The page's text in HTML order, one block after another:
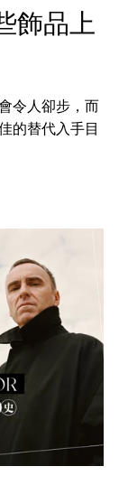
飾品上
令人卻步，而
的替代入手目